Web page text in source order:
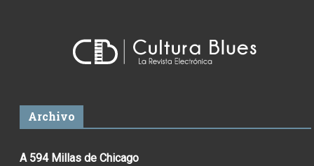
Archivo
A 594 Millas de Chicago